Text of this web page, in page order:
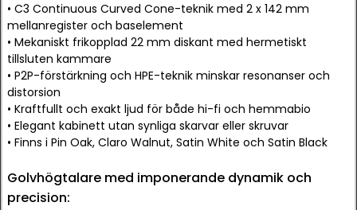
• C3 Continuous Curved Cone-teknik med 2 x 142 mm
mellanregister och baselement
• Mekaniskt frikopplad 22 mm diskant med hermetiskt
tillsluten kammare
• P2P-förstärkning och HPE-teknik minskar resonanser och
distorsion
• Kraftfullt och exakt ljud för både hi-fi och hemmabio
• Elegant kabinett utan synliga skarvar eller skruvar
• Finns i Pin Oak, Claro Walnut, Satin White och Satin Black
Golvhögtalare med imponerande dynamik och
precision: